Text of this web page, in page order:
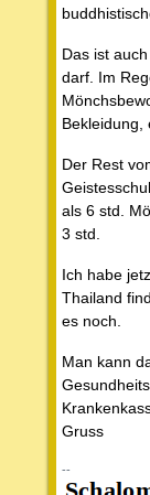
Das ist
darf. Im
Bekleidung,
Der Rest
als 6 std.
3 std.
Ich habe
Thailand
es noch.
Man kann
Gruss
--